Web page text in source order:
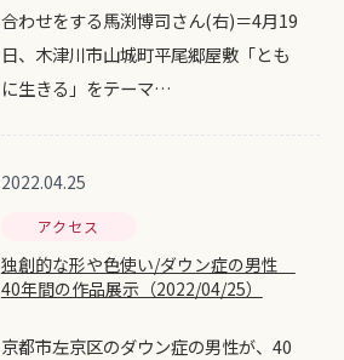
合わせをする馬渕博司さん(右)＝4月19
日、木津川市山城町平尾郷屋敷「とも
に生きる」をテーマ…
2022.04.25
アクセス
独創的な形や色使い/ダウン症の男性
40年間の作品展示（2022/04/25）
京都市左京区のダウン症の男性が、40